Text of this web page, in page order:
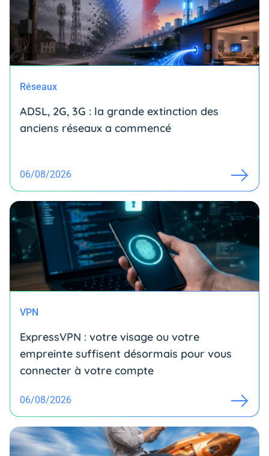
Réseaux
ADSL, 2G, 3G : la grande extinction des
anciens réseaux a commencé
06/08/2026
VPN
ExpressVPN : votre visage ou votre
empreinte suffisent désormais pour vous
connecter à votre compte
06/08/2026